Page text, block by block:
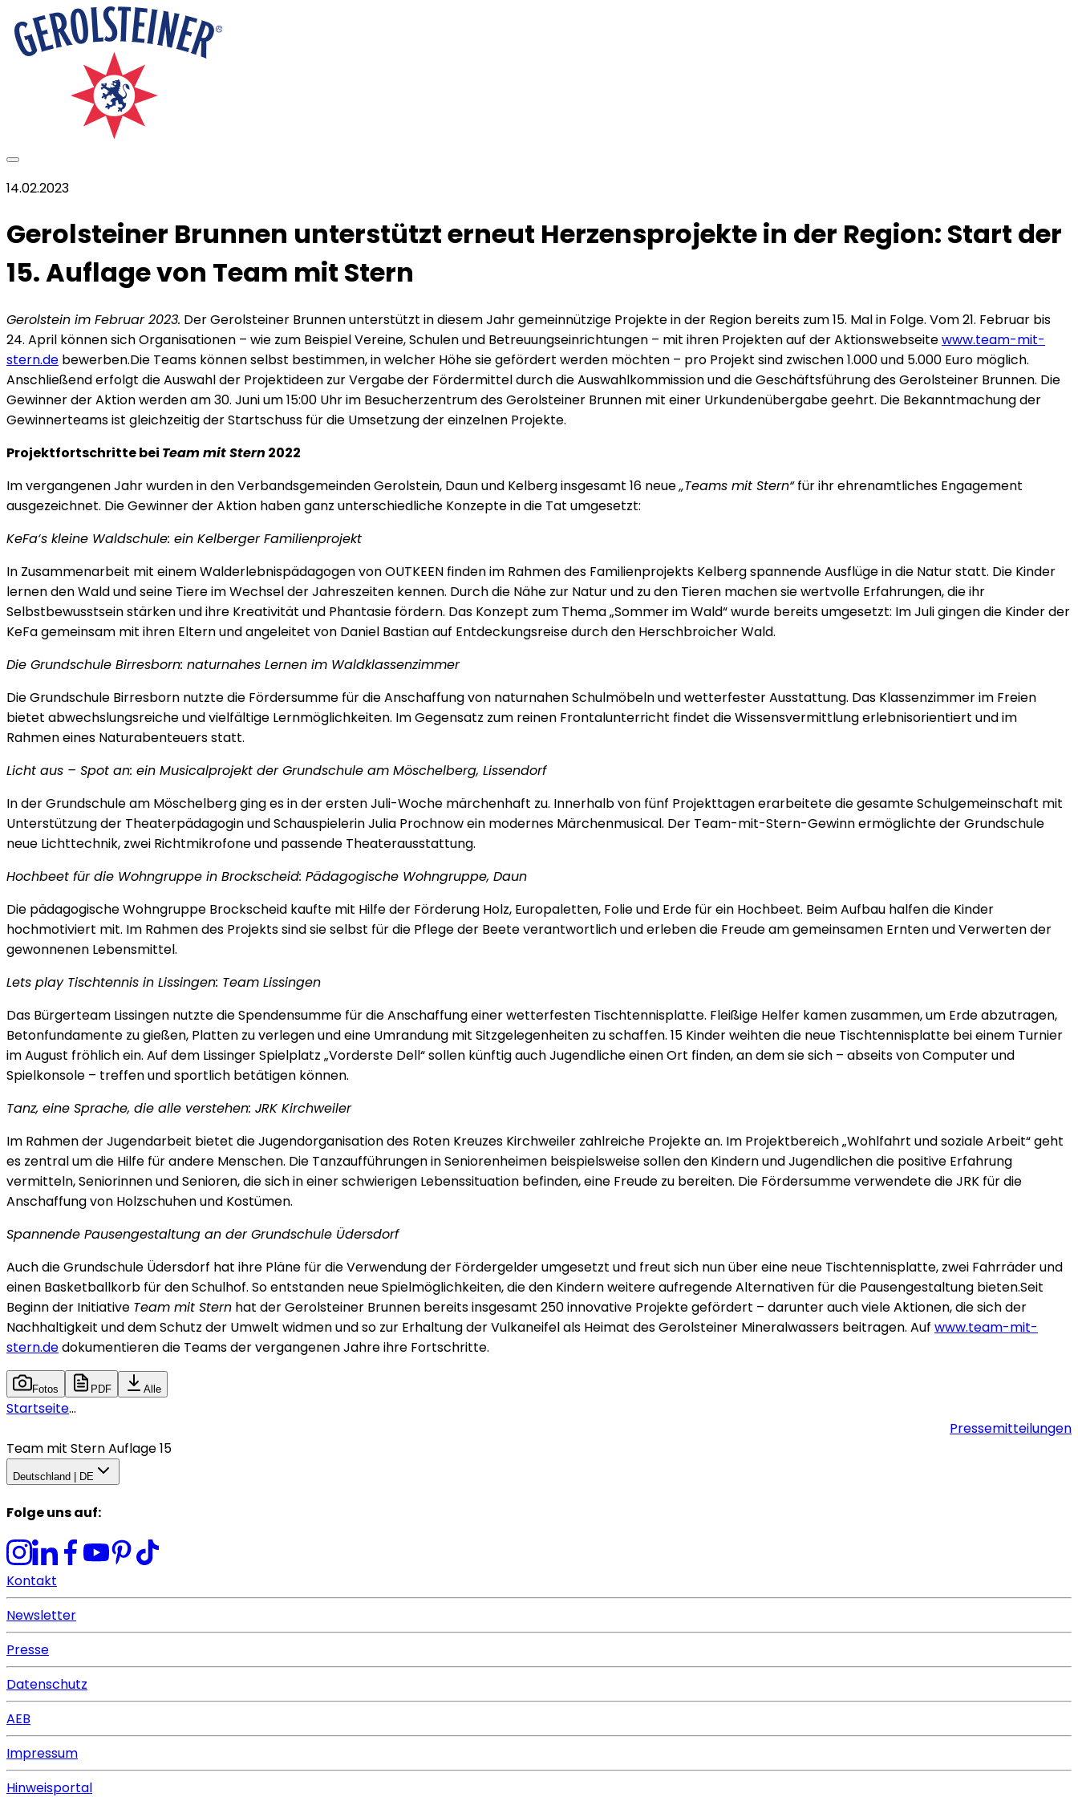
14.02.2023
Gerolsteiner Brunnen unterstützt erneut Herzensprojekte in der Region: Start der
15. Auflage von Team mit Stern
Gerolstein im Februar 2023. Der Gerolsteiner Brunnen unterstützt in diesem Jahr gemeinnützige Projekte in der Region bereits zum 15. Mal in Folge. Vom 21. Februar bis
24. April können sich Organisationen – wie zum Beispiel Vereine, Schulen und Betreuungseinrichtungen – mit ihren Projekten auf der Aktionswebseitewww.team-mit-
stern.de bewerben.Die Teams können selbst bestimmen, in welcher Höhe sie gefördert werden möchten – pro Projekt sind zwischen 1.000 und 5.000 Euro möglich.
Anschließend erfolgt die Auswahl der Projektideen zur Vergabe der Fördermittel durch die Auswahlkommission und die Geschäftsführung des Gerolsteiner Brunnen. Die
Gewinner der Aktion werden am 30. Juni um 15:00 Uhr im Besucherzentrum des Gerolsteiner Brunnen mit einer Urkundenübergabe geehrt. Die Bekanntmachung der
Gewinnerteams ist gleichzeitig der Startschuss für die Umsetzung der einzelnen Projekte.
Projektfortschritte bei Team mit Stern 2022
Im vergangenen Jahr wurden in den Verbandsgemeinden Gerolstein, Daun und Kelberg insgesamt 16 neue„Teams mit Stern“für ihr ehrenamtliches Engagement
ausgezeichnet. Die Gewinner der Aktion haben ganz unterschiedliche Konzepte in die Tat umgesetzt:
KeFa‘s kleine Waldschule: ein Kelberger Familienprojekt
In Zusammenarbeit mit einem Walderlebnispädagogen von OUTKEEN finden im Rahmen des Familienprojekts Kelberg spannende Ausflüge in die Natur statt. Die Kinder
lernen den Wald und seine Tiere im Wechsel der Jahreszeiten kennen. Durch die Nähe zur Natur und zu den Tieren machen sie wertvolle Erfahrungen, die ihr
Selbstbewusstsein stärken und ihre Kreativität und Phantasie fördern. Das Konzept zum Thema „Sommer im Wald“ wurde bereits umgesetzt: Im Juli gingen die Kinder der
KeFa gemeinsam mit ihren Eltern und angeleitet von Daniel Bastian auf Entdeckungsreise durch den Herschbroicher Wald.
Die Grundschule Birresborn: naturnahes Lernen im Waldklassenzimmer
Die Grundschule Birresborn nutzte die Fördersumme für die Anschaffung von naturnahen Schulmöbeln und wetterfester Ausstattung. Das Klassenzimmer im Freien
bietet abwechslungsreiche und vielfältige Lernmöglichkeiten. Im Gegensatz zum reinen Frontalunterricht findet die Wissensvermittlung erlebnisorientiert und im
Rahmen eines Naturabenteuers statt.
Licht aus – Spot an: ein Musicalprojekt der Grundschule am Möschelberg, Lissendorf
In der Grundschule am Möschelberg ging es in der ersten Juli-Woche märchenhaft zu. Innerhalb von fünf Projekttagen erarbeitete die gesamte Schulgemeinschaft mit
Unterstützung der Theaterpädagogin und Schauspielerin Julia Prochnow ein modernes Märchenmusical. Der Team-mit-Stern-Gewinn ermöglichte der Grundschule
neue Lichttechnik, zwei Richtmikrofone und passende Theaterausstattung.
Hochbeet für die Wohngruppe in Brockscheid: Pädagogische Wohngruppe, Daun
Die pädagogische Wohngruppe Brockscheid kaufte mit Hilfe der Förderung Holz, Europaletten, Folie und Erde für ein Hochbeet. Beim Aufbau halfen die Kinder
hochmotiviert mit. Im Rahmen des Projekts sind sie selbst für die Pflege der Beete verantwortlich und erleben die Freude am gemeinsamen Ernten und Verwerten der
gewonnenen Lebensmittel.
Lets play Tischtennis in Lissingen: Team Lissingen
Das Bürgerteam Lissingen nutzte die Spendensumme für die Anschaffung einer wetterfesten Tischtennisplatte. Fleißige Helfer kamen zusammen, um Erde abzutragen,
Betonfundamente zu gießen, Platten zu verlegen und eine Umrandung mit Sitzgelegenheiten zu schaffen. 15 Kinder weihten die neue Tischtennisplatte bei einem Turnier
im August fröhlich ein. Auf dem Lissinger Spielplatz „Vorderste Dell“ sollen künftig auch Jugendliche einen Ort finden, an dem sie sich – abseits von Computer und
Spielkonsole – treffen und sportlich betätigen können.
Tanz, eine Sprache, die alle verstehen: JRK Kirchweiler
Im Rahmen der Jugendarbeit bietet die Jugendorganisation des Roten Kreuzes Kirchweiler zahlreiche Projekte an. Im Projektbereich „Wohlfahrt und soziale Arbeit“ geht
es zentral um die Hilfe für andere Menschen. Die Tanzaufführungen in Seniorenheimen beispielsweise sollen den Kindern und Jugendlichen die positive Erfahrung
vermitteln, Seniorinnen und Senioren, die sich in einer schwierigen Lebenssituation befinden, eine Freude zu bereiten. Die Fördersumme verwendete die JRK für die
Anschaffung von Holzschuhen und Kostümen.
Spannende Pausengestaltung an der Grundschule Üdersdorf
Auch die Grundschule Üdersdorf hat ihre Pläne für die Verwendung der Fördergelder umgesetzt und freut sich nun über eine neue Tischtennisplatte, zwei Fahrräder und
einen Basketballkorb für den Schulhof. So entstanden neue Spielmöglichkeiten, die den Kindern weitere aufregende Alternativen für die Pausengestaltung bieten.Seit
Beginn der Initiative Team mit Stern hat der Gerolsteiner Brunnen bereits insgesamt 250 innovative Projekte gefördert – darunter auch viele Aktionen, die sich der
Nachhaltigkeit und dem Schutz der Umwelt widmen und so zur Erhaltung der Vulkaneifel als Heimat des Gerolsteiner Mineralwassers beitragen. Auf www.team-mit-
stern.dedokumentieren die Teams der vergangenen Jahre ihre Fortschritte.
Fotos PDF Alle
Startseite...
Pressemitteilungen
Team mit Stern Auflage 15
Deutschland | DE
Folge uns auf:
Kontakt
Newsletter
Presse
Datenschutz
AEB
Impressum
Hinweisportal